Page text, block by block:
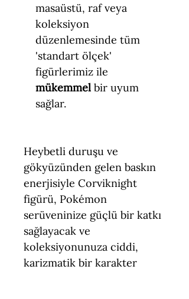
masaüstü, raf veya
koleksiyon
düzenlemesinde tüm
'standart ölçek'
figürlerimiz ile
mükemmel bir uyum
sağlar.
Heybetli duruşu ve
gökyüzünden gelen baskın
enerjisiyle Corviknight
figürü, Pokémon
serüveninize güçlü bir katkı
sağlayacak ve
koleksiyonunuza ciddi,
karizmatik bir karakter